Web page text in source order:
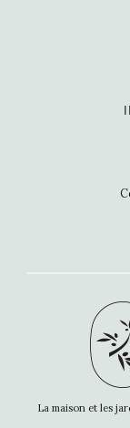
La maison et les